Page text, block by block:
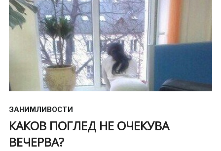
ЗАНИМЛИВОСТИ
КАКОВ ПОГЛЕД НЕ ОЧЕКУВА
ВЕЧЕРВА?